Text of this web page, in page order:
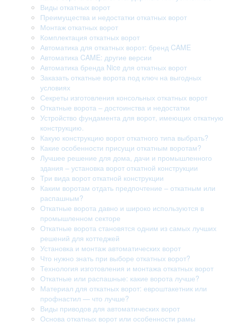
Виды откатных ворот
Преимущества и недостатки откатных ворот
Монтаж откатных ворот
Комплектация откатных ворот
Автоматика для откатных ворот: бренд CAME
Автоматика CAME: другие версии
Автоматика бренда Nice для откатных ворот
Заказать откатные ворота под ключ на выгодных
условиях
Секреты изготовления консольных откатных ворот
Откатные ворота – достоинства и недостатки
Устройство фундамента для ворот, имеющих откатную
конструкцию.
Какую конструкцию ворот откатного типа выбрать?
Какие особенности присущи откатным воротам?
Лучшее решение для дома, дачи и промышленного
здания – установка ворот откатной конструкции
Три вида ворот откатной конструкции
Каким воротам отдать предпочтение – откатным или
распашным?
Откатные ворота давно и широко используются в
промышленном секторе
Откатные ворота становятся одним из самых лучших
решений для коттеджей
Установка и монтаж автоматических ворот
Что нужно знать при выборе откатных ворот?
Технология изготовления и монтажа откатных ворот
Откатные или распашные: какие ворота лучше?
Материал для откатных ворот: евроштакетник или
профнастил — что лучше?
Виды приводов для автоматических ворот
Основа откатных ворот или особенности рамы